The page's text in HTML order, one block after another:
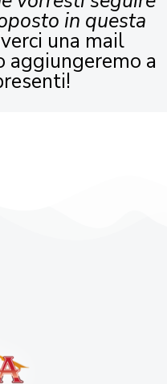
in questa
una mail
aggiungeremo a